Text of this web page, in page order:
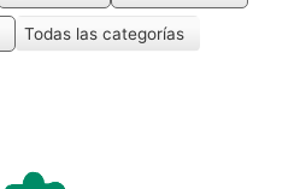
Todas las categorías